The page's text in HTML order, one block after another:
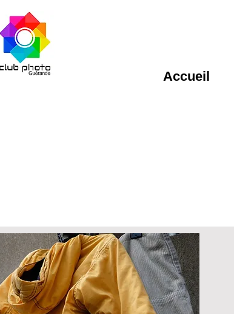
Accueil